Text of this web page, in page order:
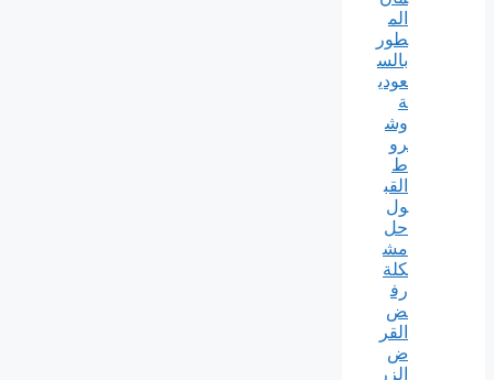
الم
طور
بالس
عودي
ة
وش
رو
ط
القب
ول
حل
مش
كلة
رف
ض
القر
ض
الزر